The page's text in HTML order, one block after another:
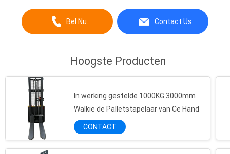
Bel Nu. Contact Us
Hoogste Producten
In werking gestelde 1000KG 3000mm
Walkie de Palletstapelaar van Ce Hand
CONTACT